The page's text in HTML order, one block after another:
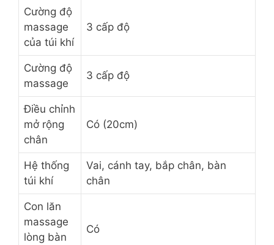
Cường độ
massage
của túi khí
3 cấp độ
Cường độ
massage
3 cấp độ
Điều chỉnh
mở rộng
chân
Có (20cm)
Hệ thống
túi khí
Vai, cánh tay, bắp chân, bàn
chân
Con lăn
massage
lòng bàn
Có